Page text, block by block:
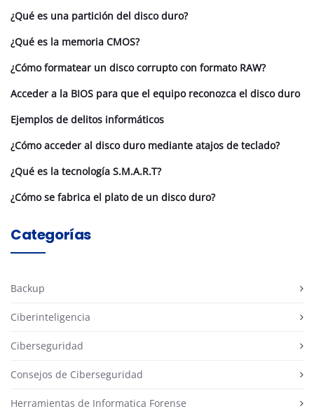
¿Qué es una partición del disco duro?
¿Qué es la memoria CMOS?
¿Cómo formatear un disco corrupto con formato RAW?
Acceder a la BIOS para que el equipo reconozca el disco duro
Ejemplos de delitos informáticos
¿Cómo acceder al disco duro mediante atajos de teclado?
¿Qué es la tecnología S.M.A.R.T?
¿Cómo se fabrica el plato de un disco duro?
Categorías
Backup
Ciberinteligencia
Ciberseguridad
Consejos de Ciberseguridad
Herramientas de Informatica Forense